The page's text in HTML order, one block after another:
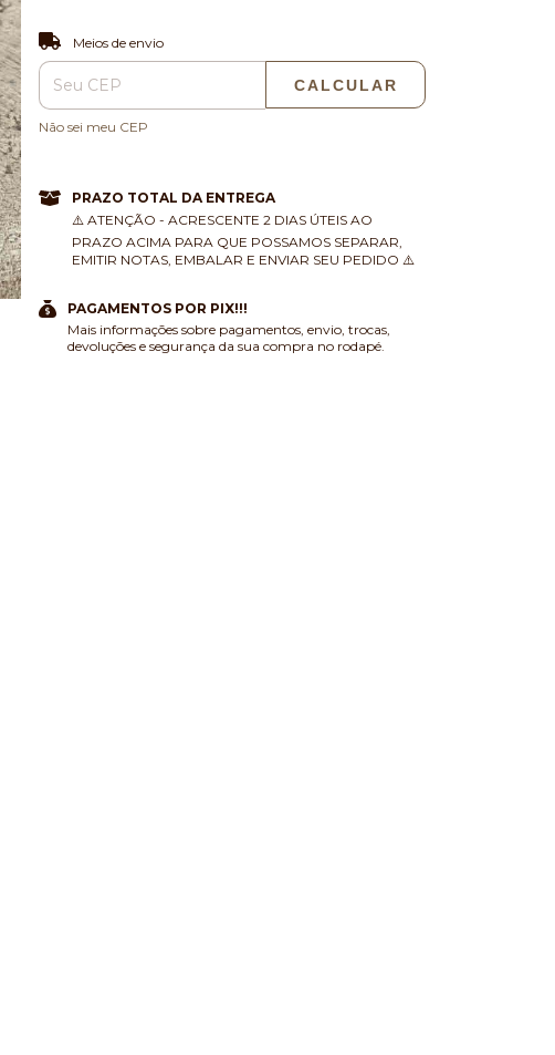
Entregas para o CEP:
Meios de envio
CALCULAR
Não sei meu CEP
PRAZO TOTAL DA ENTREGA
⚠️ ATENÇÃO - ACRESCENTE 2 DIAS ÚTEIS AO
PRAZO ACIMA PARA QUE POSSAMOS SEPARAR,
EMITIR NOTAS, EMBALAR E ENVIAR SEU PEDIDO ⚠️
PAGAMENTOS POR PIX!!!
Mais informações sobre pagamentos, envio, trocas,
devoluções e segurança da sua compra no rodapé.